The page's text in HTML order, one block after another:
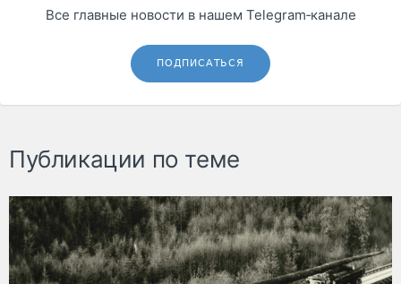
Все главные новости в нашем Telegram‑канале
ПОДПИСАТЬСЯ
Публикации по теме